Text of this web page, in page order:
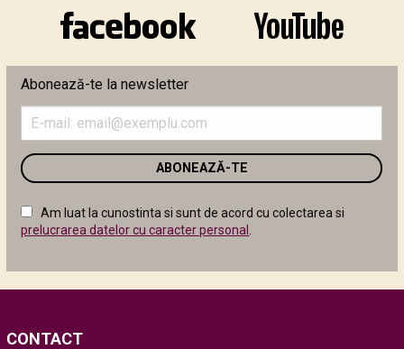
Abonează-te la newsletter
adresa
email
în
următor
Am luat la cunostinta si sunt de acord cu colectarea si
prelucrarea datelor cu caracter personal .
CONTACT